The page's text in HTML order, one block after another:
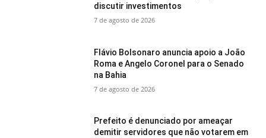
discutir investimentos
7 de agosto de 2026
Flávio Bolsonaro anuncia apoio a João
Roma e Angelo Coronel para o Senado
na Bahia
7 de agosto de 2026
Prefeito é denunciado por ameaçar
demitir servidores que não votarem em